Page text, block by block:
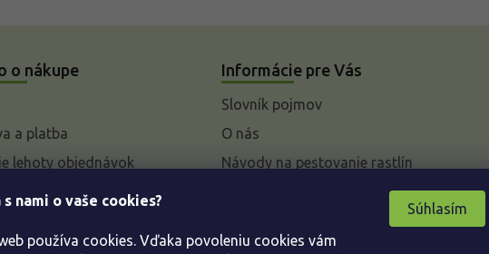
nami o vaše cookies?
používa cookies. Vďaka povoleniu cookies vám
Súhlasím
o nákupe
a platba
lehoty objednávok
k parametrom a
rastlín
od kúpnej zmluvy
Informácie pre Vás
Slovník pojmov
O nás
Návody na pestovanie rastlín